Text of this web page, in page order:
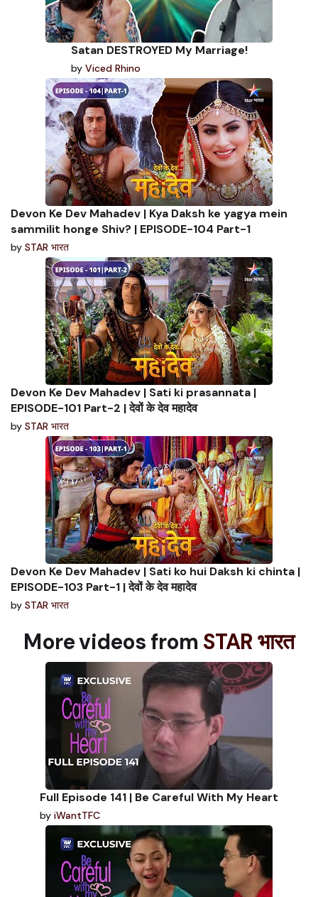
Satan DESTROYED My Marriage!
by Viced Rhino
Devon Ke Dev Mahadev | Kya Daksh ke yagya mein
sammilit honge Shiv? | EPISODE-104 Part-1
by STAR भारत
Devon Ke Dev Mahadev | Sati ki prasannata |
EPISODE-101 Part-2 | देवों के देव महादेव
by STAR भारत
Devon Ke Dev Mahadev | Sati ko hui Daksh ki chinta |
EPISODE-103 Part-1 | देवों के देव महादेव
by STAR भारत
More videos from STAR भारत
Full Episode 141 | Be Careful With My Heart
by iWantTFC